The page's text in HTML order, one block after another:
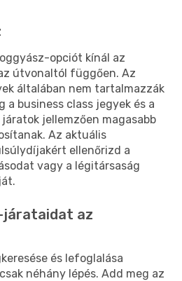
opciót kínál az
útvonaltól függően. Az
általában nem tartalmazzák
a business class jegyek és a
jellemzően magasabb
Az aktuális
ellenőrizd a
vagy a légitársaság
járataidat az
és lefoglalása
néhány lépés. Add meg az